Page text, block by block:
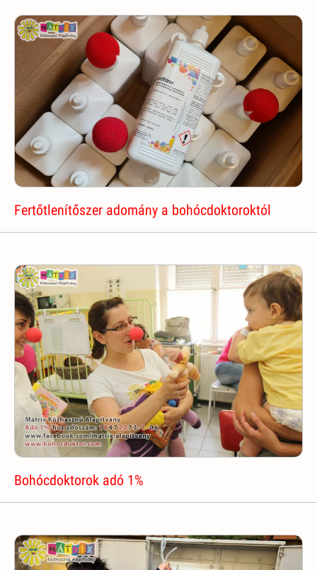
Fertőtlenítőszer adomány a bohócdoktoroktól
Bohócdoktorok adó 1%